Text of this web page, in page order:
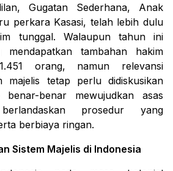
Gugatan Sederhana, Anak
perkara Kasasi, telah lebih dulu
tunggal. Walaupun tahun ini
mendapatkan tambahan hakim
orang, namun relevansi
majelis tetap perlu didiskusikan
benar mewujudkan asas
prosedur yang
berbiaya ringan.
Sistem Majelis di Indonesia